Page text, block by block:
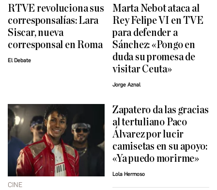
RTVE revoluciona sus
corresponsalías: Lara
Siscar, nueva
corresponsal en Roma
El Debate
Marta Nebot ataca al
Rey Felipe VI en TVE
para defender a
Sánchez: «Pongo en
duda su promesa de
visitar Ceuta»
Jorge Aznal
CINE
Zapatero da las gracias
al tertuliano Paco
Álvarez por lucir
camisetas en su apoyo:
«Ya puedo morirme»
Lola Hermoso